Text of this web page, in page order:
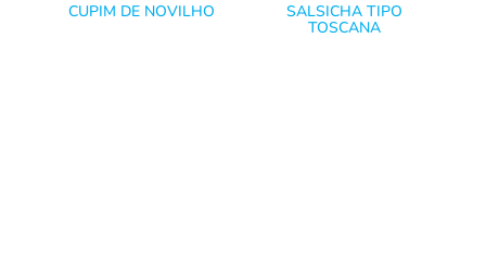
CUPIM DE NOVILHO SALSICHA TIPO
TOSCANA